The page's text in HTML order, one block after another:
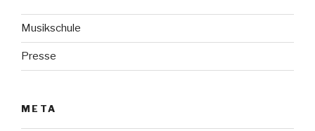
Musikschule
Presse
META